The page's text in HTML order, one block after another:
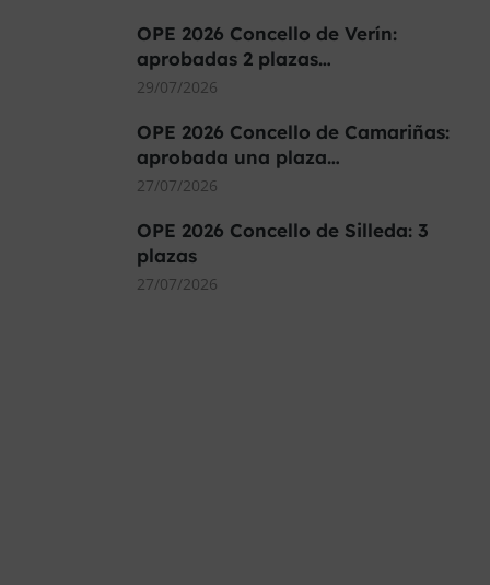
OPE 2026 Concello de Verín:
aprobadas 2 plazas…
29/07/2026
OPE 2026 Concello de Camariñas:
aprobada una plaza…
27/07/2026
OPE 2026 Concello de Silleda: 3
plazas
27/07/2026